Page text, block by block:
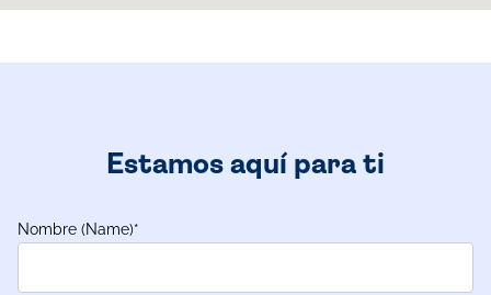
Estamos aquí para ti
Nombre (Name)*